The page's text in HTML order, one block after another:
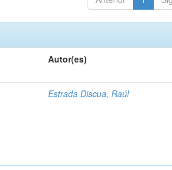
Autor(es)
Estrada Discua, Raúl